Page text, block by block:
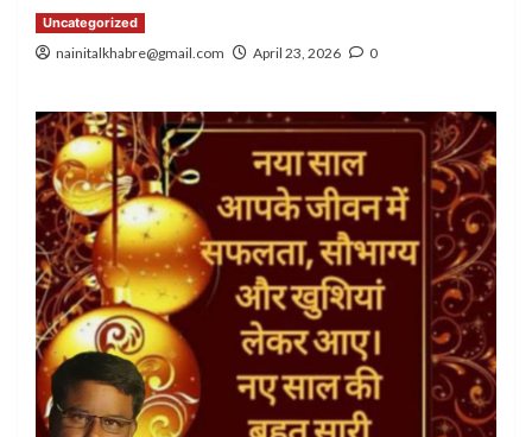
Uncategorized
nainitalkhabre@gmail.com April 23, 2026 0